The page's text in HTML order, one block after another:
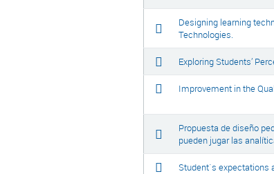
Designing learning
Technologies.
Exploring Students’
Improvement in the
Propuesta de diseño
pueden jugar las
Student´s